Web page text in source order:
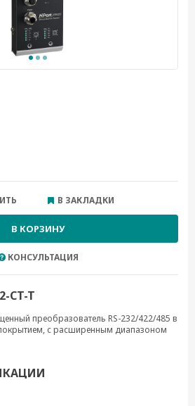
В ЗАКЛАДКИ
В КОРЗИНУ
КОНСУЛЬТАЦИЯ
CT-T
преобразователь RS-232/422/485 в
с расширенным диапазоном